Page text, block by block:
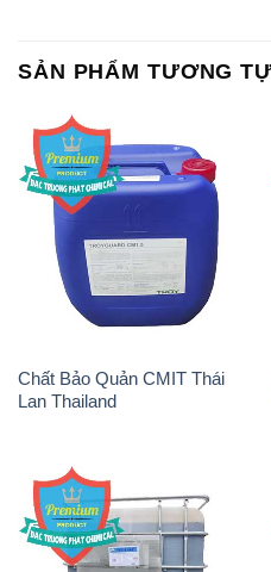
Chất Bảo Quản CMIT Thái
Lan Thailand